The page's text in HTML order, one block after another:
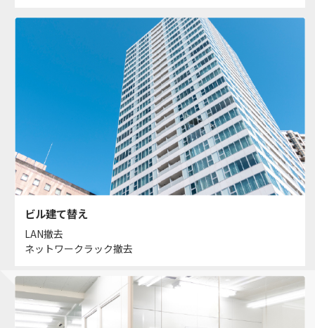
ビル建て替え
LAN撤去
ネットワークラック撤去